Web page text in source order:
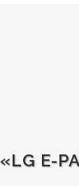
«LG E-